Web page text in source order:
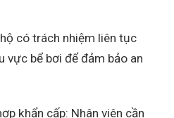
có trách nhiệm liên tục
vực bể bơi để đảm bảo an
khẩn cấp: Nhân viên cần